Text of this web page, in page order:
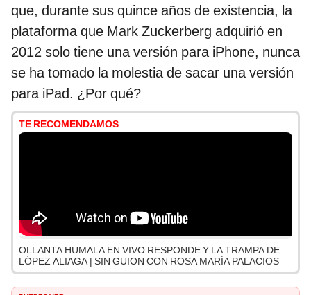
que, durante sus quince años de existencia, la
plataforma que Mark Zuckerberg adquirió en
2012 solo tiene una versión para iPhone, nunca
se ha tomado la molestia de sacar una versión
para iPad. ¿Por qué?
TE RECOMENDAMOS
OLLANTA HUMALA EN VIVO RESPONDE Y LA TRAMPA DE
LÓPEZ ALIAGA | SIN GUION CON ROSA MARÍA PALACIOS